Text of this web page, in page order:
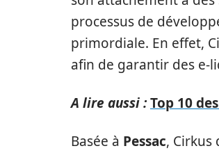
processus de
primordiale. En effet,
afin de garantir des e-
A lire aussi :Top 10
Basée à Pessac, Cirkus